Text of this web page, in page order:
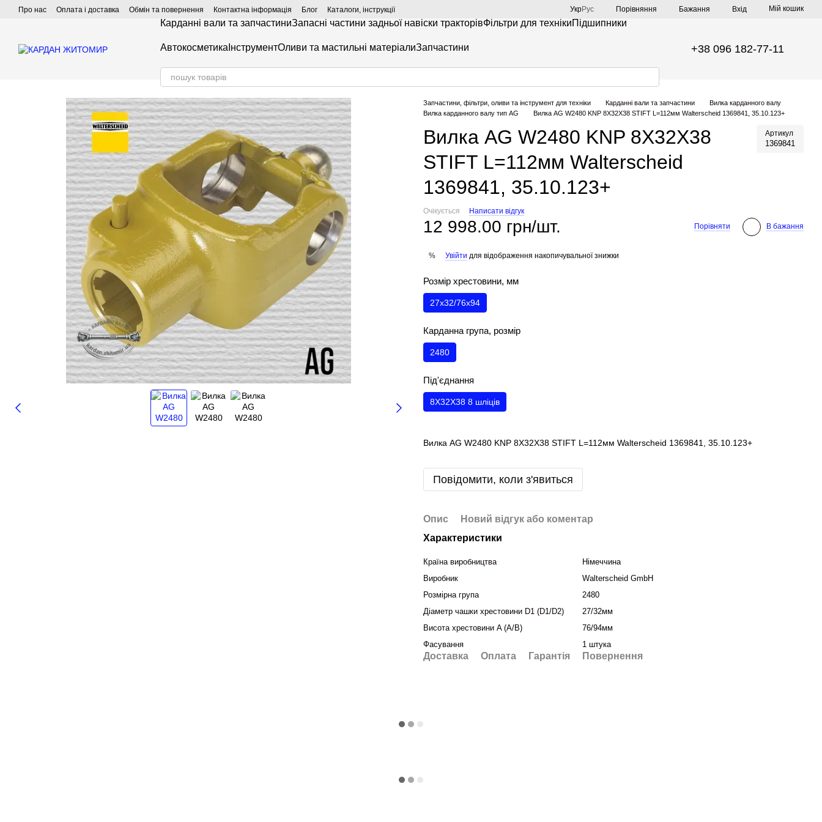
Перейти до основного контенту
Про нас Оплата і доставка Обмін та повернення Контактна інформація Блог Каталоги, інструкції УкрРус Порівняння Бажання Вхід Мій кошик
Карданні вали та запчастиниЗапасні частини задньої навіски тракторівФільтри для технікиПідшипники
Автокосметика ІнструментОливи та мастильні матеріалиЗапчастини +38 096 182-77-11
Запчастини, фільтри, оливи та інструмент для техніки Карданні вали та запчастини
Вилка карданного валу
Вилка карданного валу тип AG
Вилка AG W2480 KNP 8X32X38 STIFT L=112мм Walterscheid 1369841, 35.10.123+
Вилка AG W2480 KNP 8X32X38
STIFT L=112мм Walterscheid
1369841, 35.10.123+
Артикул
1369841
Очікується Написати відгук
12 998.00 грн/шт. Порівняти В бажання
% Увійти для відображення накопичувальної знижки
Розмір хрестовини, мм
27х32/76х94
Карданна група, розмір
2480
Під'єднання
8X32X38 8 шліців
Вилка AG W2480 KNP 8X32X38 STIFT L=112мм Walterscheid 1369841, 35.10.123+
Повідомити, коли з'явиться
Опис
Новий відгук або коментар
Характеристики
Країна виробництва
Німеччина
Виробник
Walterscheid GmbH
Розмірна група
2480
Діаметр чашки хрестовини D1 (D1/D2)
27/32мм
Висота хрестовини A (A/B)
76/94мм
Фасування
1 штука
Доставка Оплата Гарантія Повернення